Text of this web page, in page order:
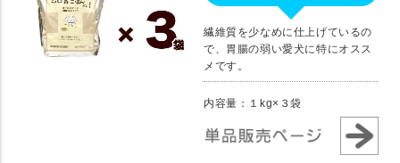
繊維質を少なめに仕上げているの
で、胃腸の弱い愛犬に特にオスス
メです。
内容量：１kg×３袋